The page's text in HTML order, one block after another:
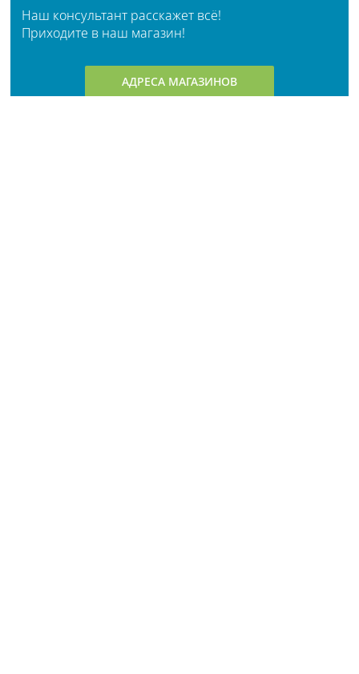
Наш консультант расскажет всё!
Приходите в наш магазин!
АДРЕСА МАГАЗИНОВ